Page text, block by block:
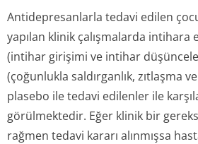
Antidepresanlarla tedavi edilen
yapılan klinik çalışmalarda intihara
(intihar girişimi ve intihar
(çoğunlukla saldırganlık, zıtlaşma
plasebo ile tedavi edilenler ile
görülmektedir. Eğer klinik bir
rağmen tedavi kararı alınmışsa